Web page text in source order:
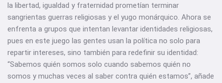
la libertad, igualdad y fraternidad prometían terminar
sangrientas guerras religiosas y el yugo monárquico. Ahora se
enfrenta a grupos que intentan levantar identidades religiosas,
pues en este juego las gentes usan la política no solo para
repartir intereses, sino también para redefinir su identidad:
“Sabemos quién somos solo cuando sabemos quién no
somos y muchas veces al saber contra quién estamos”, añade